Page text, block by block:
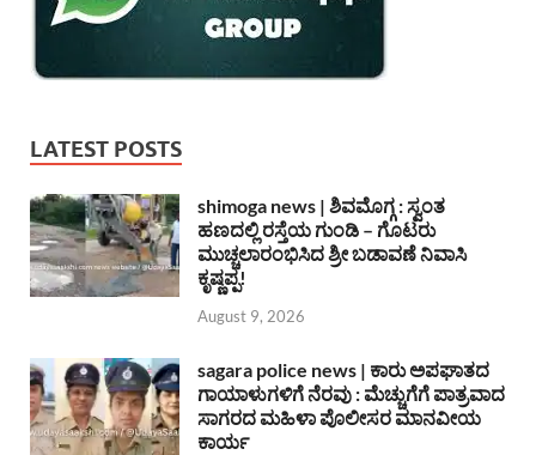
LATEST POSTS
shimoga news | ಶಿವಮೊಗ್ಗ : ಸ್ವಂತ
ಹಣದಲ್ಲಿ ರಸ್ತೆಯ ಗುಂಡಿ – ಗೊಟರು
ಮುಚ್ಚಲಾರಂಭಿಸಿದ ಶ್ರೀ ಬಡಾವಣೆ ನಿವಾಸಿ
ಕೃಷ್ಣಪ್ಪ!
August 9, 2026
sagara police news | ಕಾರು ಅಪಘಾತದ
ಗಾಯಾಳುಗಳಿಗೆ ನೆರವು : ಮೆಚ್ಚುಗೆಗೆ ಪಾತ್ರವಾದ
ಸಾಗರದ ಮಹಿಳಾ ಪೊಲೀಸರ ಮಾನವೀಯ
ಕಾರ್ಯ